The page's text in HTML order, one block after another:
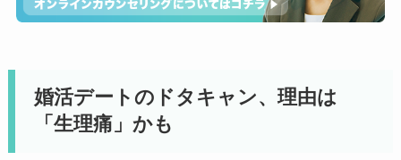
婚活デートのドタキャン、理由は
「生理痛」かも